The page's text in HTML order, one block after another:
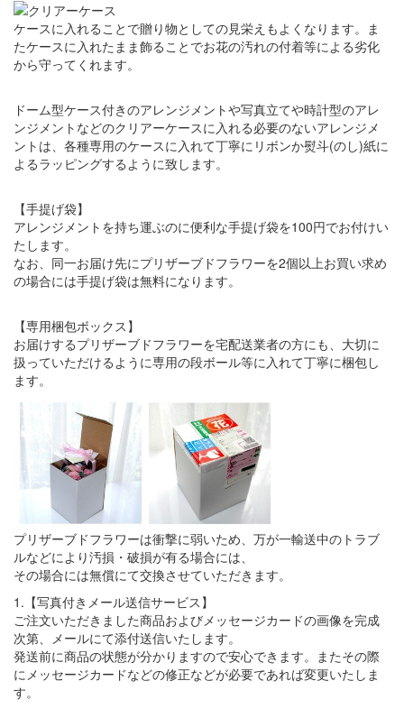
ケースに入れることで贈り物としての見栄えもよくなります。ま
たケースに入れたまま飾ることでお花の汚れの付着等による劣化
から守ってくれます。
ドーム型ケース付きのアレンジメントや写真立てや時計型のアレ
ンジメントなどのクリアーケースに入れる必要のないアレンジメ
ントは、各種専用のケースに入れて丁寧にリボンか熨斗(のし)紙に
よるラッピングするように致します。
【手提げ袋】
アレンジメントを持ち運ぶのに便利な手提げ袋を100円でお付けい
たします。
なお、同一お届け先にプリザーブドフラワーを2個以上お買い求め
の場合には手提げ袋は無料になります。
【専用梱包ボックス】
お届けするプリザーブドフラワーを宅配送業者の方にも、大切に
扱っていただけるように専用の段ボール等に入れて丁寧に梱包し
ます。
プリザーブドフラワーは衝撃に弱いため、万が一輸送中のトラブ
ルなどにより汚損・破損が有る場合には、
その場合には無償にて交換させていただきます。
1.【写真付きメール送信サービス】
ご注文いただきました商品およびメッセージカードの画像を完成
次第、メールにて添付送信いたします。
発送前に商品の状態が分かりますので安心できます。またその際
にメッセージカードなどの修正などが必要であれば変更いたしま
す。